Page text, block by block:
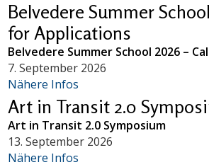
Belvedere Summer
for Applications
Belvedere Summer School 2026 –
7. September 2026
Nähere Infos
Art in Transit 2.0
Art in Transit 2.0 Symposium
13. September 2026
Nähere Infos